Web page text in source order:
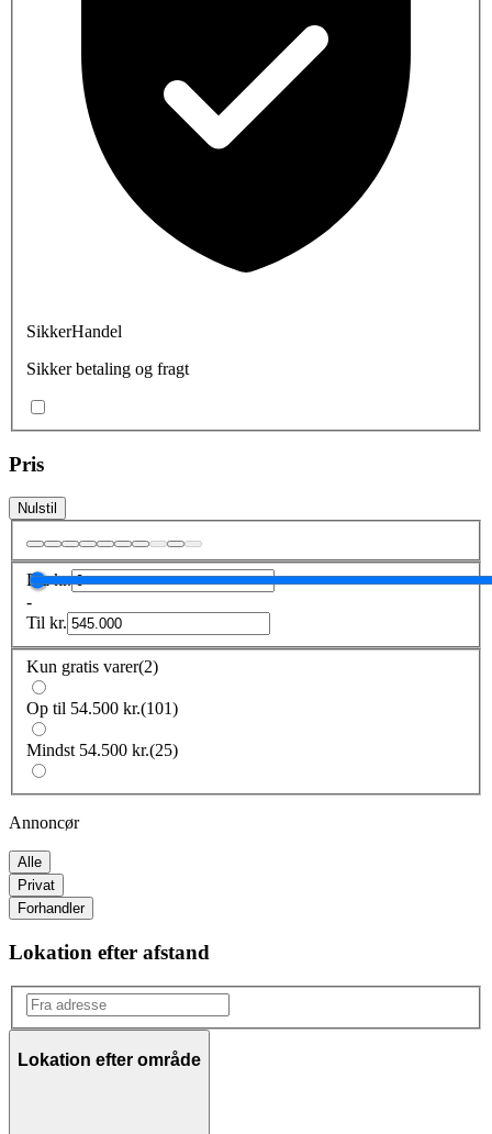
SikkerHandel
Sikker betaling og fragt
Pris
Nulstil
Frakr.
-
Til kr.
Kun gratis varer(2)
Op til 54.500 kr.(101)
Mindst 54.500 kr.(25)
Annoncør
Alle
Privat
Forhandler
Lokation efter afstand
Lokation efter område